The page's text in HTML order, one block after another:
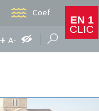
EN 1
CLIC
Coef
Agrandir le texte
A-Réduire le texte
Augmenter les